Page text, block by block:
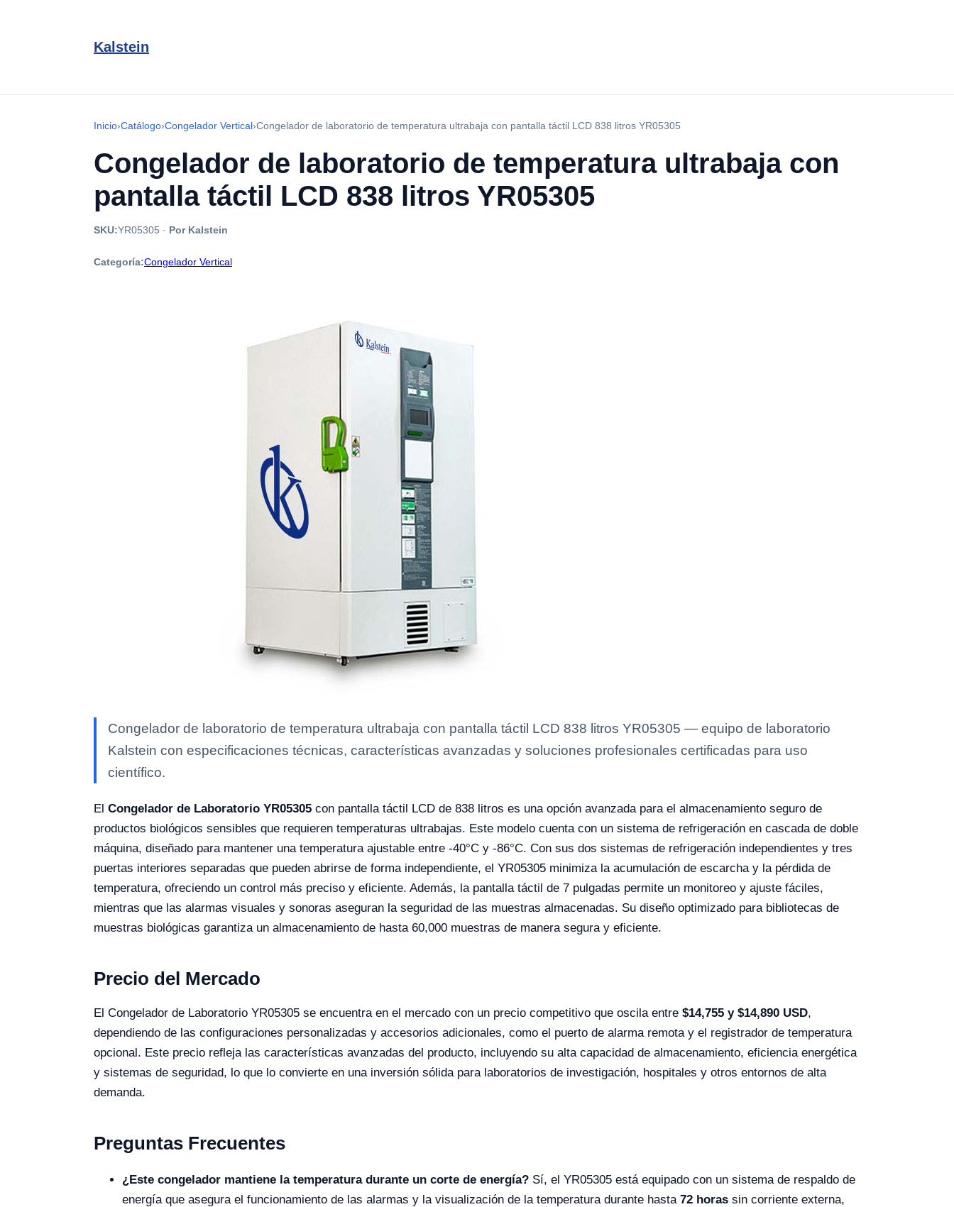
Kalstein
Inicio›Catálogo›Congelador Vertical›Congelador de laboratorio de temperatura ultrabaja con pantalla táctil LCD 838 litros YR05305
Congelador de laboratorio de temperatura ultrabaja con
pantalla táctil LCD 838 litros YR05305
SKU:YR05305 · Por Kalstein
Categoría:Congelador Vertical
Congelador de laboratorio de temperatura ultrabaja con pantalla táctil LCD 838 litros YR05305 — equipo de laboratorio
Kalstein con especificaciones técnicas, características avanzadas y soluciones profesionales certificadas para uso
científico.
El Congelador de Laboratorio YR05305 con pantalla táctil LCD de 838 litros es una opción avanzada para el almacenamiento seguro de
productos biológicos sensibles que requieren temperaturas ultrabajas. Este modelo cuenta con un sistema de refrigeración en cascada de doble
máquina, diseñado para mantener una temperatura ajustable entre -40°C y -86°C. Con sus dos sistemas de refrigeración independientes y tres
puertas interiores separadas que pueden abrirse de forma independiente, el YR05305 minimiza la acumulación de escarcha y la pérdida de
temperatura, ofreciendo un control más preciso y eficiente. Además, la pantalla táctil de 7 pulgadas permite un monitoreo y ajuste fáciles,
mientras que las alarmas visuales y sonoras aseguran la seguridad de las muestras almacenadas. Su diseño optimizado para bibliotecas de
muestras biológicas garantiza un almacenamiento de hasta 60,000 muestras de manera segura y eficiente.
Precio del Mercado
El Congelador de Laboratorio YR05305 se encuentra en el mercado con un precio competitivo que oscila entre $14,755 y $14,890 USD,
dependiendo de las configuraciones personalizadas y accesorios adicionales, como el puerto de alarma remota y el registrador de temperatura
opcional. Este precio refleja las características avanzadas del producto, incluyendo su alta capacidad de almacenamiento, eficiencia energética
y sistemas de seguridad, lo que lo convierte en una inversión sólida para laboratorios de investigación, hospitales y otros entornos de alta
demanda.
Preguntas Frecuentes
¿Este congelador mantiene la temperatura durante un corte de energía? Sí, el YR05305 está equipado con un sistema de respaldo de
energía que asegura el funcionamiento de las alarmas y la visualización de la temperatura durante hasta 72 horas sin corriente externa,